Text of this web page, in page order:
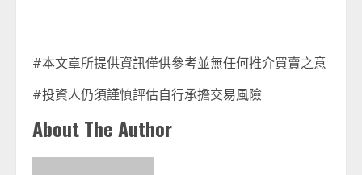
#本文章所提供資訊僅供參考並無任何推介買賣之意
#投資人仍須謹慎評估自行承擔交易風險
About The Author